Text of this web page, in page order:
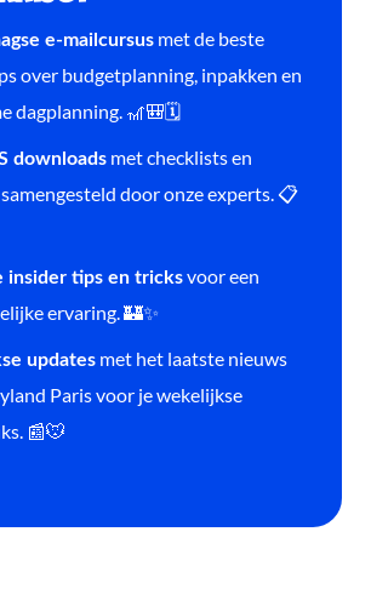
e-mailcursus met de beste
over budgetplanning, inpakken en
dagplanning. 🎢🎒🗓️
downloads met checklists en
door onze experts. 📋
insider tips en tricksvoor een
ervaring. 🏰✨
updates met het laatste nieuws
Paris voor je wekelijkse
📰🐭